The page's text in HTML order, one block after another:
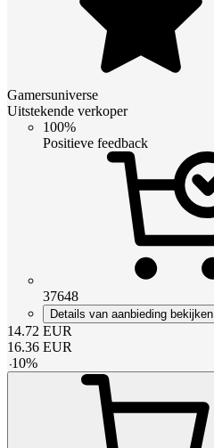
Gamersuniverse
Uitstekende verkoper
100%
Positieve feedback
37648
Details van aanbieding bekijken
14.72 EUR
16.36 EUR
-10%